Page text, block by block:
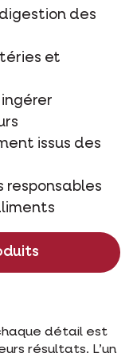
des
et
issus des
responsables
détail est
résultats. L’un